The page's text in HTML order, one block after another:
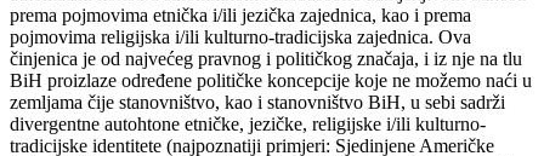
prema pojmovima etnička i/ili jezička zajednica, kao i prema
pojmovima religijska i/ili kulturno-tradicijska zajednica. Ova
činjenica je od najvećeg pravnog i političkog značaja, i iz nje na tlu
BiH proizlaze određene političke koncepcije koje ne možemo naći u
zemljama čije stanovništvo, kao i stanovništvo BiH, u sebi sadrži
divergentne autohtone etničke, jezičke, religijske i/ili kulturno-
tradicijske identitete (najpoznatiji primjeri: Sjedinjene Američke